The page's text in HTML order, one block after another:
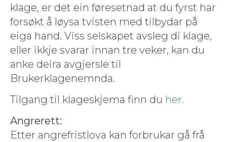
klage, er det ein føre­set­nad at du fyrst har
forsøkt å løysa tvis­ten med tilby­dar på
eiga hand. Viss sel­skapet avs­leg di klage,
eller ikkje svarar innan tre vek­er, kan du
anke deira avg­jer­sle til
Brukerklagenemnda.
Til­gang til klageskje­ma finn du her.
Angr­erett:
Etter angre­frist­lo­va kan for­brukar gå frå